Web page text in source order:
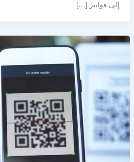
إلى فواتير […]